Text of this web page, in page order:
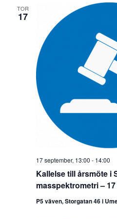
TOR
17
Kallelse till årsmöte i
masspektrometri –
17 september, 13:00 - 14:00
P5 väven, Storgatan 46 i